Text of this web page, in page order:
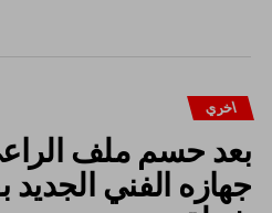
اخري
بعد حسم ملف
جهازه الفني الجديد